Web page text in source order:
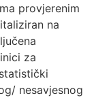
provjerenim
na
za
nesavjesnog